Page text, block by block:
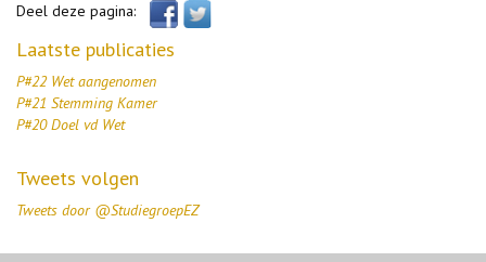
Deel deze pagina:
Laatste publicaties
P#22 Wet aangenomen
P#21 Stemming Kamer
P#20 Doel vd Wet
Tweets volgen
Tweets door @StudiegroepEZ